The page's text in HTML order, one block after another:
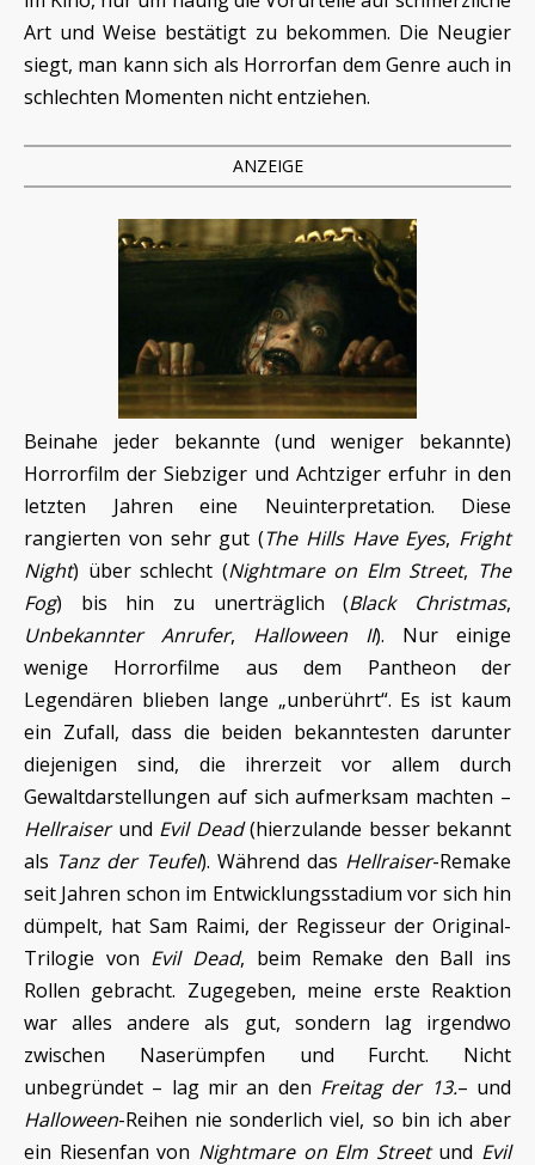
Art und Weise bestätigt zu bekommen. Die Neugier
siegt, man kann sich als Horrorfan dem Genre auch in
schlechten Momenten nicht entziehen.
ANZEIGE
Beinahe jeder bekannte (und weniger bekannte)
Horrorfilm der Siebziger und Achtziger erfuhr in den
letzten Jahren eine Neuinterpretation. Diese
rangierten von sehr gut (The Hills Have Eyes, Fright
Night) über schlecht (Nightmare on Elm Street, The
Fog) bis hin zu unerträglich (Black Christmas,
Unbekannter Anrufer, Halloween II). Nur einige
wenige Horrorfilme aus dem Pantheon der
Legendären blieben lange „unberührt“. Es ist kaum
ein Zufall, dass die beiden bekanntesten darunter
diejenigen sind, die ihrerzeit vor allem durch
Gewaltdarstellungen auf sich aufmerksam machten –
Hellraiserund Evil Dead(hierzulande besser bekannt
als Tanz der Teufel). Während das Hellraiser-Remake
seit Jahren schon im Entwicklungsstadium vor sich hin
dümpelt, hat Sam Raimi, der Regisseur der Original-
Trilogie von Evil Dead, beim Remake den Ball ins
Rollen gebracht. Zugegeben, meine erste Reaktion
war alles andere als gut, sondern lag irgendwo
zwischen Naserümpfen und Furcht. Nicht
unbegründet – lag mir an den Freitag der 13.– und
Halloween-Reihen nie sonderlich viel, so bin ich aber
ein Riesenfan von Nightmare on Elm Streetund Evil